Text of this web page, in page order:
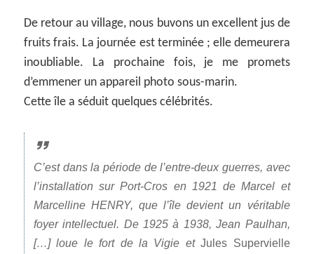
De retour au village, nous buvons un excellent jus de
fruits frais. La journée est terminée ; elle demeurera
inoubliable. La prochaine fois, je me promets
d’emmener un appareil photo sous-marin.
Cette île a séduit quelques célébrités.
C’est dans la période de l’entre-deux guerres, avec
l’installation sur Port-Cros en 1921 de Marcel et
MarcellineHENRY, que l’île devient un véritable
foyer intellectuel. De 1925 à 1938, Jean Paulhan,
[…] loue le fort de la Vigie etJules Supervielle